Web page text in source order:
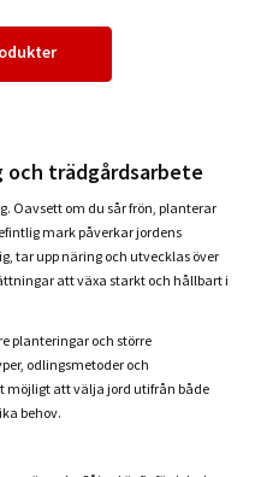
trädgårdsarbete
Oavsett om du sår frön, planterar
mark påverkar jordens
tar upp näring och utvecklas över
att växa starkt och hållbart i
planteringar och större
odlingsmetoder och
möjligt att välja jord utifrån både
behov.